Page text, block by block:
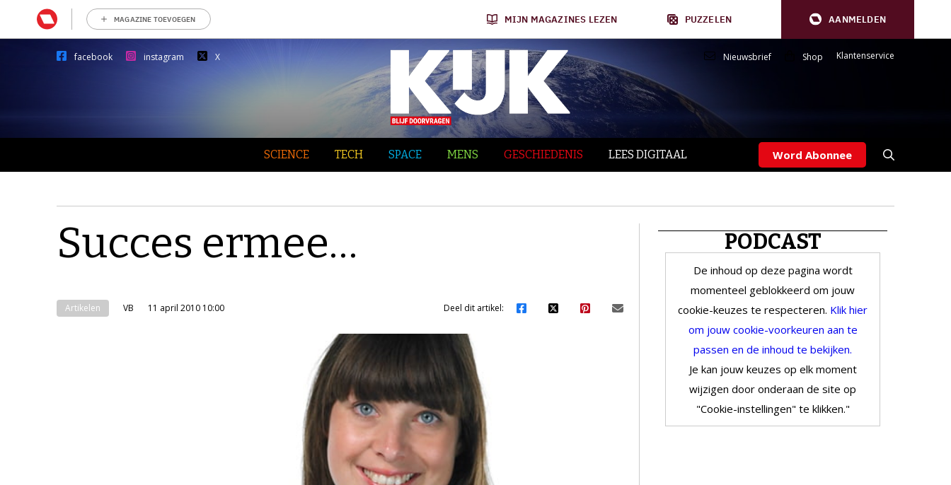
MAGAZINE TOEVOEGEN MIJN MAGAZINES LEZEN PUZZELEN AANMELDEN
facebook instagram X Nieuwsbrief Shop Klantenservice
SCIENCE TECH SPACE MENS GESCHIEDENIS LEES DIGITAAL Word Abonnee
Succes ermee…
Artikelen VB 11 april 2010 10:00 Deel dit artikel:
PODCAST
De inhoud op deze pagina wordt
momenteel geblokkeerd om jouw
cookie-keuzes te respecteren. Klik hier
om jouw cookie-voorkeuren aan te
passen en de inhoud te bekijken.
Je kan jouw keuzes op elk moment
wijzigen door onderaan de site op
"Cookie-instellingen" te klikken."